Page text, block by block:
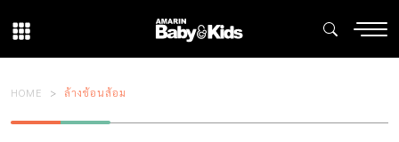
HOME ล้างช้อนส้อม